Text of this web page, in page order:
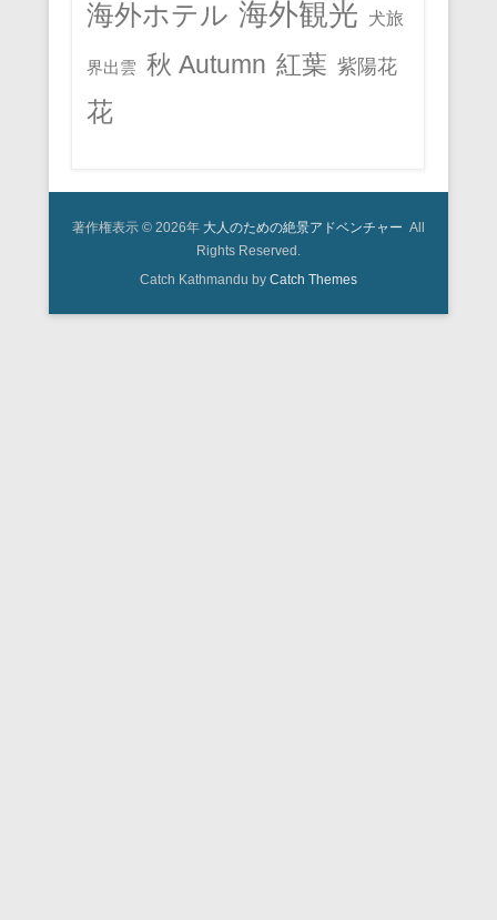
海外ホテル 海外観光 犬旅
界出雲 秋 Autumn 紅葉 紫陽花
花
著作権表示 © 2026年 大人のための絶景アドベンチャー All
Rights Reserved.
Catch Kathmandu by Catch Themes